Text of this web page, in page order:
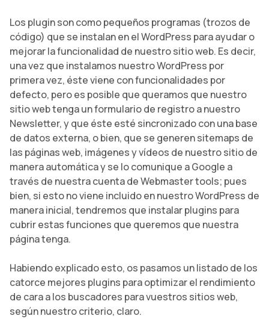
Los plugin son como pequeños programas (trozos de
código) que se instalan en el WordPress para ayudar o
mejorar la funcionalidad de nuestro sitio web. Es decir,
una vez que instalamos nuestro WordPress por
primera vez, éste viene con funcionalidades por
defecto, pero es posible que queramos que nuestro
sitio web tenga un formulario de registro a nuestro
Newsletter, y que éste esté sincronizado con una base
de datos externa, o bien, que se generen sitemaps de
las páginas web, imágenes y vídeos de nuestro sitio de
manera automática y se lo comunique a Google a
través de nuestra cuenta de Webmaster tools; pues
bien, si esto no viene incluido en nuestro WordPress de
manera inicial, tendremos que instalar plugins para
cubrir estas funciones que queremos que nuestra
página tenga.
Habiendo explicado esto, os pasamos un listado de los
catorce mejores plugins para optimizar el rendimiento
de cara a los buscadores para vuestros sitios web,
según nuestro criterio, claro.